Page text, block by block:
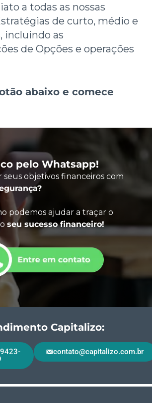
a todas as nossas
de curto, médio e
incluindo as
de Opções e operações
abaixo e comece
pelo Whatsapp!
objetivos financeiros com
podemos ajudar a traçar o
seu sucesso financeiro!
Capitalizo:
contato@capitalizo.com.br